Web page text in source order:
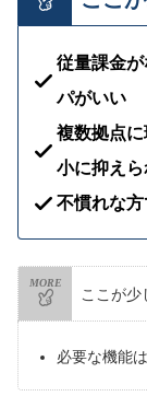
従量課金
パがいい
複数拠点
小に抑えら
不慣れな
MORE
ここが少
必要な機能